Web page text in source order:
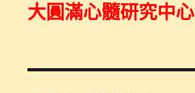
大圓滿心髓研究中心